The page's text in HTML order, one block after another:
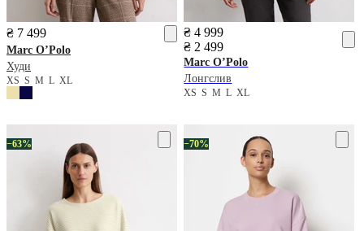
₴ 7 499
Marc O’Polo
Худи
XS S M L XL
₴ 4 999
₴ 2 499
Marc O’Polo
Лонгслив
XSSMLXL
−63% −70%